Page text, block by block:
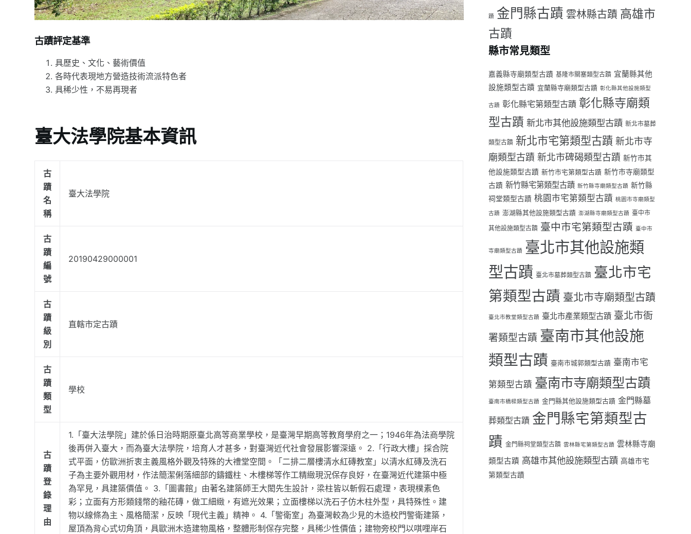
古蹟評定基準
具歷史、文化、藝術價值
各時代表現地方營造技術流派特色者
具稀少性，不易再現者
臺大法學院基本資訊
古
蹟
名
稱
臺大法學院
古
蹟
編
號
20190429000001
古
蹟
級
別
直轄市定古蹟
古
蹟
類
型
學校
古
蹟
登
錄
理
由
1.「臺大法學院」建於係日治時期原臺北高等商業學校，是臺灣早期高等教育學府之一；1946年為法商學院
後再併入臺大，而為臺大法學院，培育人才甚多，對臺灣近代社會發展影響深遠。 2.「行政大樓」採合院
式平面，仿歐洲折衷主義風格外觀及特殊的大禮堂空間。「二排二層樓清水紅磚教室」以清水紅磚及洗石
子為主要外觀用材，作法簡潔俐落細部的鑄鐵柱、木樓梯等作工精緻現況保存良好，在臺灣近代建築中極
為罕見，具建築價值。 3.「圖書館」由著名建築師王大閎先生設計，梁柱皆以斬假石處理，表現樸素色
彩；立面有方形類錢幣的釉花磚，做工細緻，有遮光效果；立面樓梯以洗石子仿木柱外型，具特殊性。建
物以線條為主、風格簡潔，反映「現代主義」精神。 4.「警衛室」為臺灣較為少見的木造校門警衛建築，
屋頂為背心式切角頂，具歐洲木造建物風格，整體形制保存完整，具稀少性價值；建物旁校門以唭哩岸石
蹟 金門縣古蹟 雲林縣古蹟 高雄市
古蹟
縣市常見類型
嘉義縣寺廟類型古蹟 基隆市關塞類型古蹟 宜蘭縣其他
設施類型古蹟 宜蘭縣寺廟類型古蹟 彰化縣其他設施類型
古蹟 彰化縣宅第類型古蹟 彰化縣寺廟類
型古蹟 新北市其他設施類型古蹟 新北市墓葬
類型古蹟 新北市宅第類型古蹟 新北市寺
廟類型古蹟 新北市碑碣類型古蹟 新竹市其
他設施類型古蹟 新竹市宅第類型古蹟 新竹市寺廟類型
古蹟 新竹縣宅第類型古蹟 新竹縣寺廟類型古蹟 新竹縣
祠堂類型古蹟 桃園市宅第類型古蹟 桃園市寺廟類型
古蹟 澎湖縣其他設施類型古蹟 澎湖縣寺廟類型古蹟 臺中市
其他設施類型古蹟 臺中市宅第類型古蹟 臺中市
寺廟類型古蹟 臺北市其他設施類
型古蹟 臺北市墓葬類型古蹟 臺北市宅
第類型古蹟 臺北市寺廟類型古蹟
臺北市教堂類型古蹟 臺北市產業類型古蹟 臺北市衙
署類型古蹟 臺南市其他設施
類型古蹟 臺南市城郭類型古蹟 臺南市宅
第類型古蹟 臺南市寺廟類型古蹟
臺南市橋樑類型古蹟 金門縣其他設施類型古蹟 金門縣墓
葬類型古蹟 金門縣宅第類型古
蹟 金門縣祠堂類型古蹟 雲林縣宅第類型古蹟 雲林縣寺廟
類型古蹟 高雄市其他設施類型古蹟 高雄市宅
第類型古蹟